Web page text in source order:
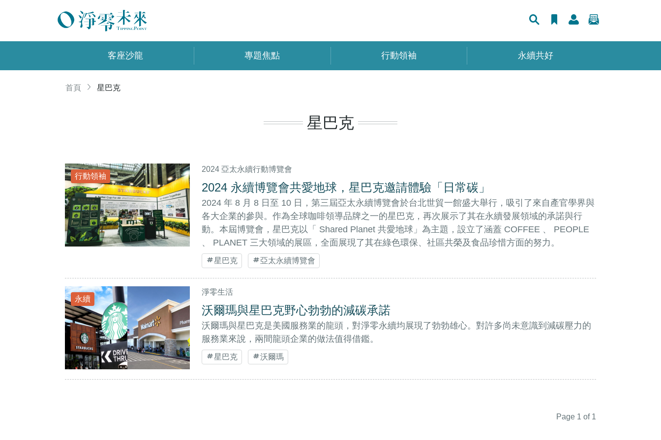
客座沙龍 專題焦點 行動領袖 永續共好
首頁 星巴克
星巴克
行動領袖
2024 亞太永續行動博覽會
2024 永續博覽會共愛地球，星巴克邀請體驗「日常碳」
2024 年 8 月 8 日至 10 日，第三屆亞太永續博覽會於台北世貿一館盛大舉行，吸引了來自產官學界與
各大企業的參與。作為全球咖啡領導品牌之一的星巴克，再次展示了其在永續發展領域的承諾與行
動。本屆博覽會，星巴克以「 Shared Planet 共愛地球」為主題，設立了涵蓋 COFFEE 、 PEOPLE
、 PLANET 三大領域的展區，全面展現了其在綠色環保、社區共榮及食品珍惜方面的努力。
星巴克 亞太永續博覽會
永續
淨零生活
沃爾瑪與星巴克野心勃勃的減碳承諾
沃爾瑪與星巴克是美國服務業的龍頭，對淨零永續均展現了勃勃雄心。對許多尚未意識到減碳壓力的
服務業來說，兩間龍頭企業的做法值得借鑑。
星巴克 沃爾瑪
Page 1 of 1